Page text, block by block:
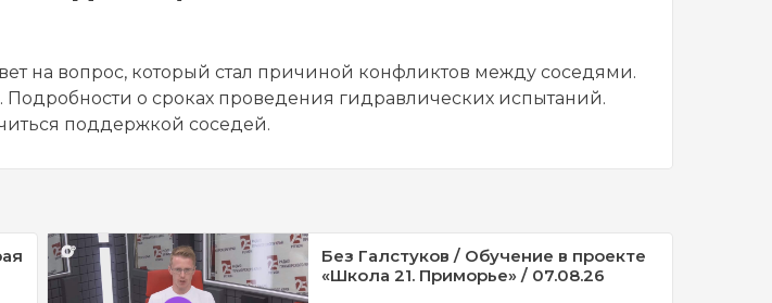
на вопрос, который стал причиной конфликтов между соседями.
о сроках проведения гидравлических испытаний.
поддержкой соседей.
Без Галстуков / Обучение в проекте
«Школа 21. Приморье» / 07.08.26